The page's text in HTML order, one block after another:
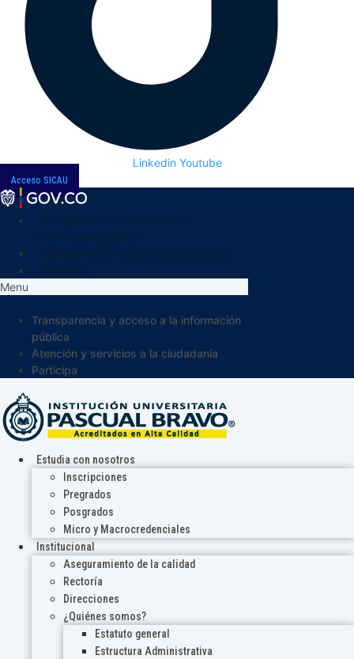
Linkedin Youtube
Acceso SICAU
Menu
Transparencia y acceso a la información
pública
Atención y servicios a la ciudadanía
Participa
Estudia con nosotros
Inscripciones
Pregrados
Posgrados
Micro y Macrocredenciales
Institucional
Aseguramiento de la calidad
Rectoría
Direcciones
¿Quiénes somos?
Estatuto general
Estructura Administrativa